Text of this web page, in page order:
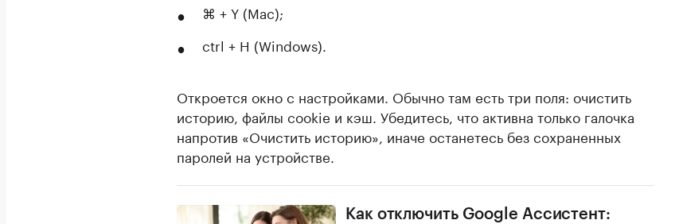
⌘ + Y (Mac);
ctrl + H (Windows).
Откроется окно с настройками. Обычно там есть три поля: очистить
историю, файлы cookie и кэш. Убедитесь, что активна только галочка
напротив «Очистить историю», иначе останетесь без сохраненных
паролей на устройстве.
Как отключить Google Ассистент: